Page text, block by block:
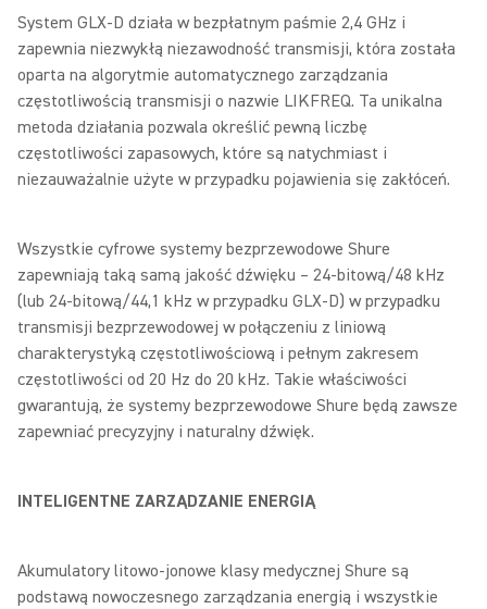
System GLX-D działa w bezpłatnym paśmie 2,4 GHz i
zapewnia niezwykłą niezawodność transmisji, która została
oparta na algorytmie automatycznego zarządzania
częstotliwością transmisji o nazwie LIKFREQ. Ta unikalna
metoda działania pozwala określić pewną liczbę
częstotliwości zapasowych, które są natychmiast i
niezauważalnie użyte w przypadku pojawienia się zakłóceń.
Wszystkie cyfrowe systemy bezprzewodowe Shure
zapewniają taką samą jakość dźwięku – 24-bitową/48 kHz
(lub 24-bitową/44,1 kHz w przypadku GLX-D) w przypadku
transmisji bezprzewodowej w połączeniu z liniową
charakterystyką częstotliwościową i pełnym zakresem
częstotliwości od 20 Hz do 20 kHz. Takie właściwości
gwarantują, że systemy bezprzewodowe Shure będą zawsze
zapewniać precyzyjny i naturalny dźwięk.
INTELIGENTNE ZARZĄDZANIE ENERGIĄ
Akumulatory litowo-jonowe klasy medycznej Shure są
podstawą nowoczesnego zarządzania energią i wszystkie